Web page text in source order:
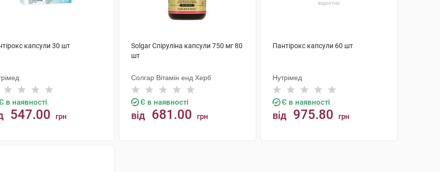
капсули 30 шт
в наявності
547.00 грн
Solgar Спіруліна капсули 750 мг 80
шт
Солгар Вітамін енд Херб
Є в наявності
від 681.00 грн
Пантірокс капсули 60 шт
Нутрімед
Є в наявності
від 975.80 грн